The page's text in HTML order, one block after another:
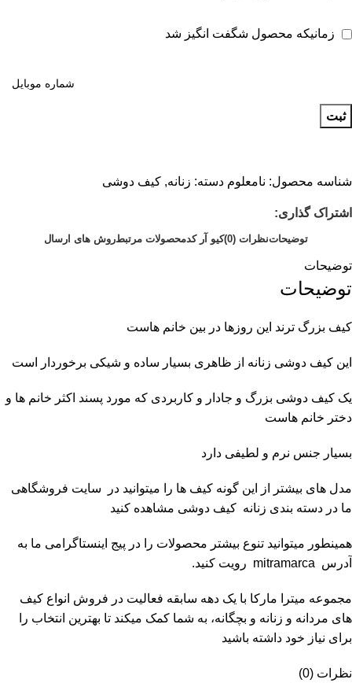
زمانیکه محصول شگفت انگیز شد
ثبت
شناسه محصول: نامعلوم دسته: زنانه, کیف دوشی
اشتراک گذاری:
توضیحاتنظرات (0) کیو آر کدمحصولات مرتبطروش های ارسال
توضیحات
توضیحات
کیف بزرگ ترند این روزها در بین خانم هاست
این کیف دوشی زنانه از ظاهری بسیار ساده و شیکی برخوردار است
یک کیف دوشی بزرگ و جادار و کاربردی که مورد پسند اکثر خانم ها و
دختر خانم هاست
بسیار جنس نرم و لطیفی دارد
مدل های بیشتر از این گونه کیف ها را میتوانید در سایت فروشگاهی
ما در دسته بندی زنانه کیف دوشی مشاهده کنید
همینطور میتوانید تنوع بیشتر محصولات را در پیج اینستاگرامی ما به
آدرس mitramarca رویت کنید.
مجموعه میترا مارکا با یک دهه سابقه فعالیت در فروش انواع کیف
های مردانه و زنانه و بچگانه، به شما کمک میکند تا بهترین انتخاب را
برای نیاز خود داشته باشید
نظرات (0)